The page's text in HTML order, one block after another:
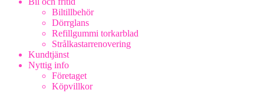
Biltillbehör
Dörrglans
Refillgummi torkarblad
Strålkastarrenovering
Kundtjänst
Nyttig info
Företaget
Köpvillkor